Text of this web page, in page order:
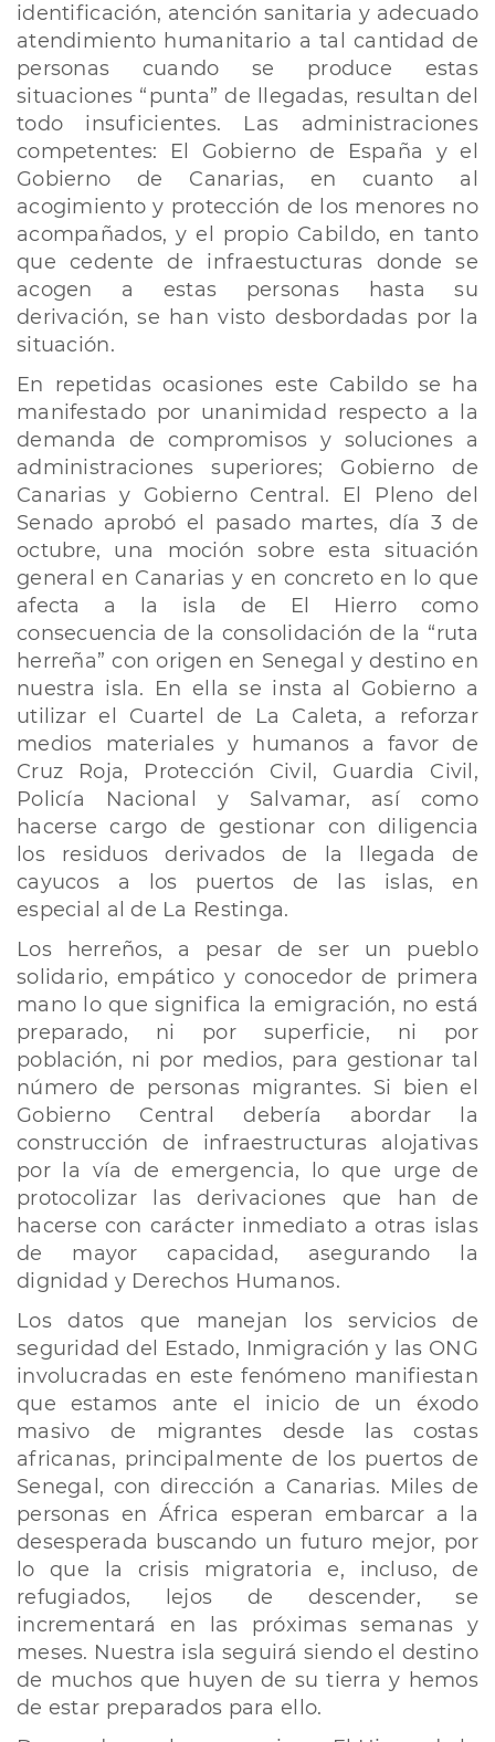
identificación, atención sanitaria y adecuado
atendimiento humanitario a tal cantidad de
personas cuando se produce estas
situaciones “punta” de llegadas, resultan del
todo insuficientes. Las administraciones
competentes: El Gobierno de España y el
Gobierno de Canarias, en cuanto al
acogimiento y protección de los menores no
acompañados, y el propio Cabildo, en tanto
que cedente de infraestucturas donde se
acogen a estas personas hasta su
derivación, se han visto desbordadas por la
situación.
En repetidas ocasiones este Cabildo se ha
manifestado por unanimidad respecto a la
demanda de compromisos y soluciones a
administraciones superiores; Gobierno de
Canarias y Gobierno Central. El Pleno del
Senado aprobó el pasado martes, día 3 de
octubre, una moción sobre esta situación
general en Canarias y en concreto en lo que
afecta a la isla de El Hierro como
consecuencia de la consolidación de la “ruta
herreña” con origen en Senegal y destino en
nuestra isla. En ella se insta al Gobierno a
utilizar el Cuartel de La Caleta, a reforzar
medios materiales y humanos a favor de
Cruz Roja, Protección Civil, Guardia Civil,
Policía Nacional y Salvamar, así como
hacerse cargo de gestionar con diligencia
los residuos derivados de la llegada de
cayucos a los puertos de las islas, en
especial al de La Restinga.
Los herreños, a pesar de ser un pueblo
solidario, empático y conocedor de primera
mano lo que significa la emigración, no está
preparado, ni por superficie, ni por
población, ni por medios, para gestionar tal
número de personas migrantes. Si bien el
Gobierno Central debería abordar la
construcción de infraestructuras alojativas
por la vía de emergencia, lo que urge de
protocolizar las derivaciones que han de
hacerse con carácter inmediato a otras islas
de mayor capacidad, asegurando la
dignidad y Derechos Humanos.
Los datos que manejan los servicios de
seguridad del Estado, Inmigración y las ONG
involucradas en este fenómeno manifiestan
que estamos ante el inicio de un éxodo
masivo de migrantes desde las costas
africanas, principalmente de los puertos de
Senegal, con dirección a Canarias. Miles de
personas en África esperan embarcar a la
desesperada buscando un futuro mejor, por
lo que la crisis migratoria e, incluso, de
refugiados, lejos de descender, se
incrementará en las próximas semanas y
meses. Nuestra isla seguirá siendo el destino
de muchos que huyen de su tierra y hemos
de estar preparados para ello.